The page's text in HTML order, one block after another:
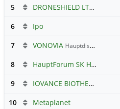
5 DRONESHIELD LTD
6 Ipo
7 VONOVIA Hauptdiskussion
8 HauptForum SK HYNIC
9 IOVANCE BIOTHERAP.DL-,001
10 Metaplanet